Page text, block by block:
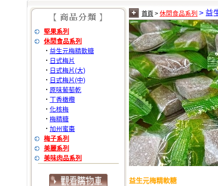
堅果系列
休閒食品系列
‧ 益生元梅精軟糖
‧ 日式梅片
‧ 日式梅片(大)
‧ 日式梅片(中)
‧ 原味葡萄乾
‧ 丁香橄欖
‧ 化核梅
‧ 梅精糖
‧ 加州蜜棗
梅子系列
美麗系列
美味肉品系列
首頁 > 休閒食品系列 > 益
益生元梅精軟糖